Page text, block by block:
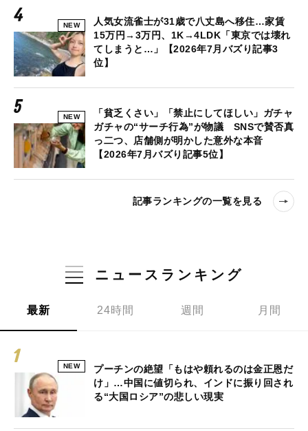
NEW
人気女流雀士が31歳で八丈島へ移住…家賃
15万円→3万円、1K→4LDK「東京では壊れ
てしまうと…」【2026年7月バズり記事3
位】
NEW
「貧乏くさい」「禁止にしてほしい」ガチャ
ガチャの“サーチ行為”が物議 SNSで賛否真
っ二つ、店舗側が明かした意外な本音
【2026年7月バズり記事5位】
記事ランキングの一覧を見る
ニュースランキング
最新 24時間 週間 月間
NEW
プーチンの絶望「もはや頼れるのは金正恩だ
け」…中国に値切られ、インドに振り回され
る“大国ロシア”の悲しい現実